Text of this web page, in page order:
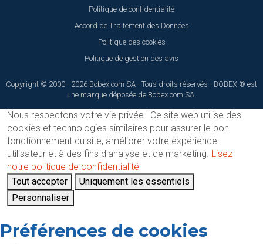
Politique de confidentialité
Accord de Traitement des Données
Politique des cookies
Politique de gestion des avis
Copyright © 2000 - 2026 Bobex.com SA - Tous droits réservés - BOBEX ® est
une marque déposée de Bobex.com SA.
Nous respectons votre vie privée ! Ce site web utilise des
cookies et technologies similaires pour assurer le bon
fonctionnement du site, améliorer votre expérience
utilisateur et à des fins d'analyse et de marketing. Lisez
notre politique de confidentialité
Tout accepter
Uniquement les essentiels
Personnaliser
Préférences de cookies